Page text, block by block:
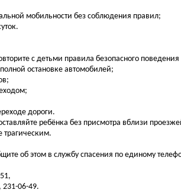
мобильности без соблюдения правил;
с детьми правила безопасного поведения
остановке автомобилей;
дороги.
ребёнка без присмотра вблизи
об этом в службу спасения по единому
06-49.